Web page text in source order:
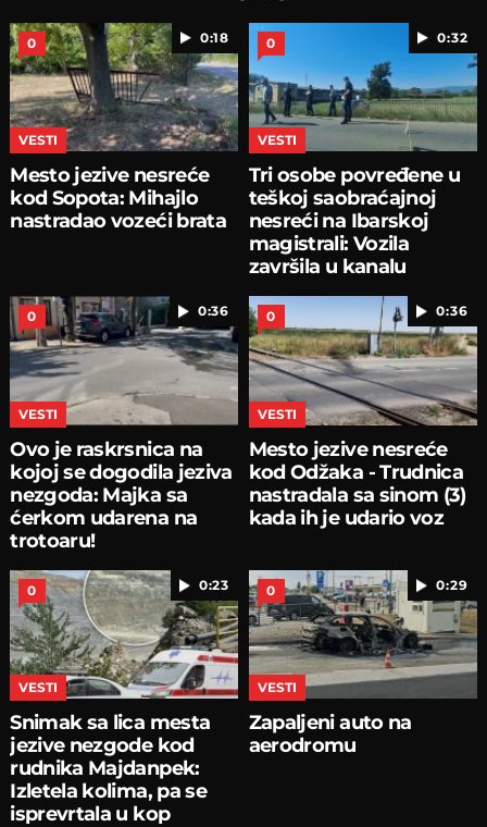
0:18
0
VESTI
Mesto jezive nesreće
kod Sopota: Mihajlo
nastradao vozeći brata
0:32
0
VESTI
Tri osobe povređene u
teškoj saobraćajnoj
nesreći na Ibarskoj
magistrali: Vozila
završila u kanalu
0:36
0
VESTI
Ovo je raskrsnica na
kojoj se dogodila jeziva
nezgoda: Majka sa
ćerkom udarena na
trotoaru!
0:36
0
VESTI
Mesto jezive nesreće
kod Odžaka - Trudnica
nastradala sa sinom (3)
kada ih je udario voz
0:23
0
VESTI
Snimak sa lica mesta
jezive nezgode kod
rudnika Majdanpek:
Izletela kolima, pa se
isprevrtala u kop
0:29
0
VESTI
Zapaljeni auto na
aerodromu